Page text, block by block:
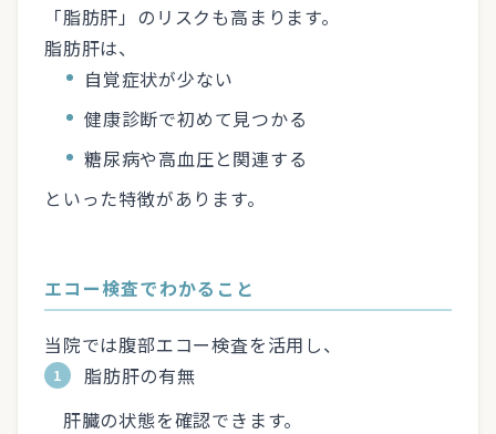
「脂肪肝」のリスクも高まります。
脂肪肝は、
自覚症状が少ない
健康診断で初めて見つかる
糖尿病や高血圧と関連する
といった特徴があります。
エコー検査でわかること
当院では腹部エコー検査を活用し、
脂肪肝の有無
肝臓の状態を確認できます。